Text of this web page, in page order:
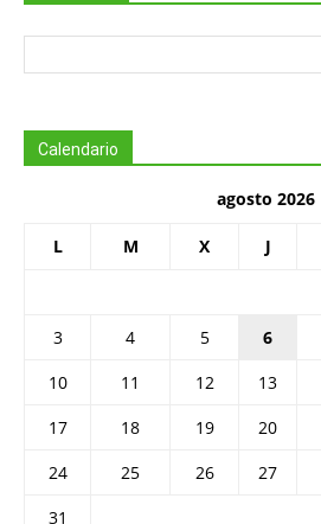
Calendario
agosto 2026
L M X J
3
4 5 6
10
11 12 13
17
18 19 20
24
25 26 27
31